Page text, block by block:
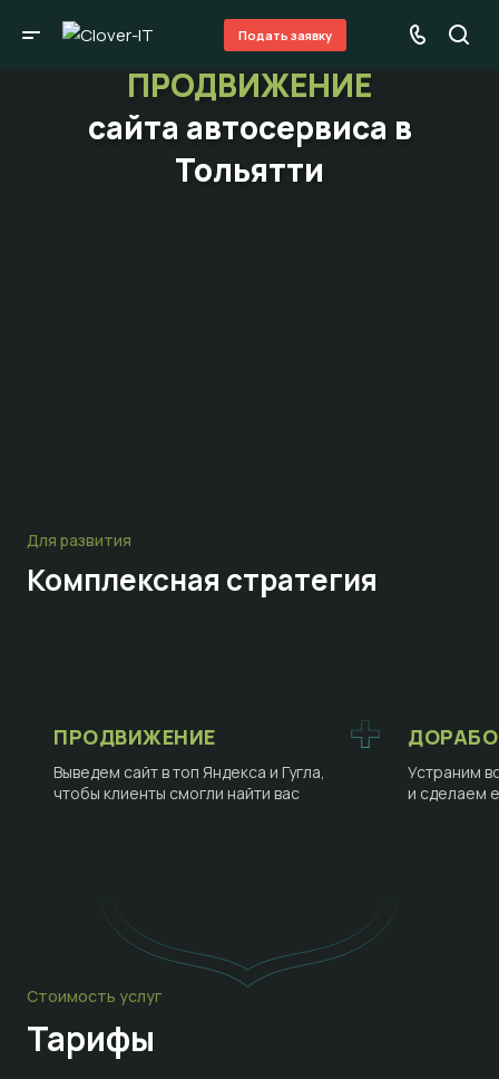
Подать заявку
ПРОДВИЖЕНИЕ
сайта автосервиса в
Тольятти
Для развития
Комплексная стратегия
ПРОДВИЖЕНИЕ
Выведем сайт в топ Яндекса и Гугла,
чтобы клиенты смогли найти вас
Устраним
и сделаем
Стоимость услуг
Тарифы